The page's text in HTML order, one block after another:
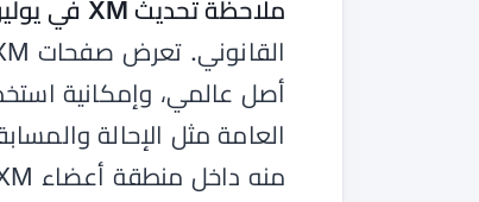
ملاحظة تحديث XM في يوليو 2026:
أصل عالمي، وإمكانية
العامة مثل الإحالة